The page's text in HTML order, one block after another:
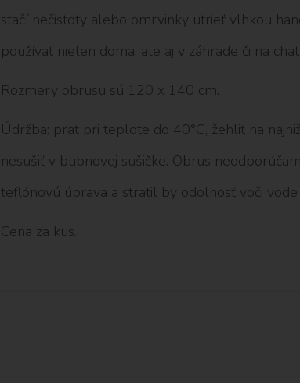
stačí nečistoty alebo omrvinky utrieť vlhkou
používať nielen doma, ale aj v záhrade či na
Rozmery obrusu sú 120 x 140 cm.
Údržba: prať pri teplote do 40°C, žehliť na
nesušiť v bubnovej sušičke. Obrus
teflónovú úprava a stratil by odolnosť voči
Cena za kus.